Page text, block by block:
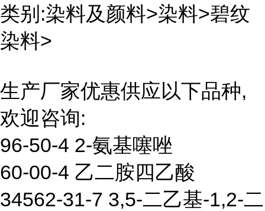
类别:染料及颜料>染料>碧纹
染料>
生产厂家优惠供应以下品种,
欢迎咨询:
96-50-4 2-氨基噻唑
60-00-4 乙二胺四乙酸
34562-31-7 3,5-二乙基-1,2-二